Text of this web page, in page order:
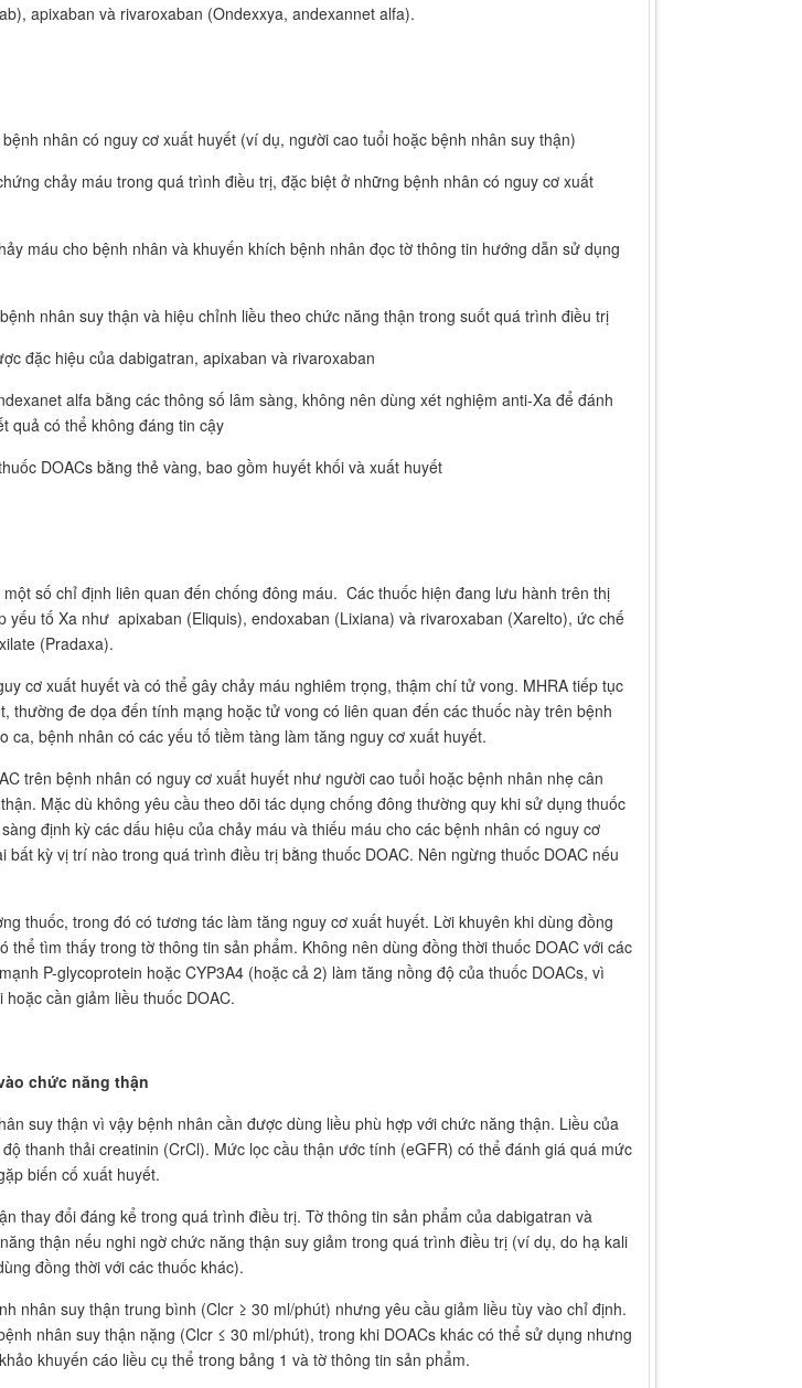
apixaban và rivaroxaban (Ondexxya, andexannet alfa).
nhân có nguy cơ xuất huyết (ví dụ, người cao tuổi hoặc bệnh nhân suy thận)
chảy máu trong quá trình điều trị, đặc biệt ở những bệnh nhân có nguy cơ xuất
máu cho bệnh nhân và khuyến khích bệnh nhân đọc tờ thông tin hướng dẫn sử dụng
nhân suy thận và hiệu chỉnh liều theo chức năng thận trong suốt quá trình điều trị
đặc hiệu của dabigatran, apixaban và rivaroxaban
alfa bằng các thông số lâm sàng, không nên dùng xét nghiệm anti-Xa để đánh
quả có thể không đáng tin cậy
DOACs bằng thẻ vàng, bao gồm huyết khối và xuất huyết
số chỉ định liên quan đến chống đông máu. Các thuốc hiện đang lưu hành trên thị
tố Xa như apixaban (Eliquis), endoxaban (Lixiana) và rivaroxaban (Xarelto), ức chế
(Pradaxa).
cơ xuất huyết và có thể gây chảy máu nghiêm trọng, thậm chí tử vong. MHRA tiếp tục
thường đe dọa đến tính mạng hoặc tử vong có liên quan đến các thuốc này trên bệnh
ca, bệnh nhân có các yếu tố tiềm tàng làm tăng nguy cơ xuất huyết.
trên bệnh nhân có nguy cơ xuất huyết như người cao tuổi hoặc bệnh nhân nhẹ cân
Mặc dù không yêu cầu theo dõi tác dụng chống đông thường quy khi sử dụng thuốc
định kỳ các dấu hiệu của chảy máu và thiếu máu cho các bệnh nhân có nguy cơ
bất kỳ vị trí nào trong quá trình điều trị bằng thuốc DOAC. Nên ngừng thuốc DOAC nếu
thuốc, trong đó có tương tác làm tăng nguy cơ xuất huyết. Lời khuyên khi dùng đồng
thể tìm thấy trong tờ thông tin sản phẩm. Không nên dùng đồng thời thuốc DOAC với các
P-glycoprotein hoặc CYP3A4 (hoặc cả 2) làm tăng nồng độ của thuốc DOACs, vì
cần giảm liều thuốc DOAC.
chức năng thận
suy thận vì vậy bệnh nhân cần được dùng liều phù hợp với chức năng thận. Liều của
thanh thải creatinin (CrCl). Mức lọc cầu thận ước tính (eGFR) có thể đánh giá quá mức
biến cố xuất huyết.
thay đổi đáng kể trong quá trình điều trị. Tờ thông tin sản phẩm của dabigatran và
thận nếu nghi ngờ chức năng thận suy giảm trong quá trình điều trị (ví dụ, do hạ kali
đồng thời với các thuốc khác).
nhân suy thận trung bình (Clcr ≥ 30 ml/phút) nhưng yêu cầu giảm liều tùy vào chỉ định.
nhân suy thận nặng (Clcr ≤ 30 ml/phút), trong khi DOACs khác có thể sử dụng nhưng
khuyến cáo liều cụ thể trong bảng 1 và tờ thông tin sản phẩm.